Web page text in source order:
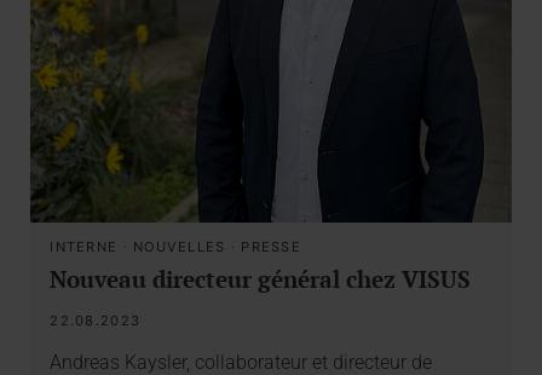
INTERNE · NOUVELLES · PRESSE
Nouveau directeur général chez VISUS
22.08.2023
Andreas Kaysler, collaborateur et directeur de